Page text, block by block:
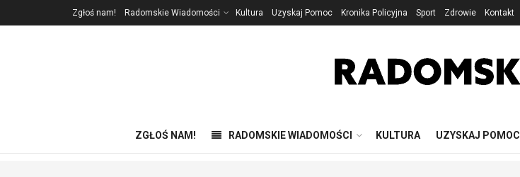
Zgłoś nam! Radomskie Wiadomości Kultura Uzyskaj Pomoc Kronika Policyjna Sport Zdrowie Kontakt
ZGŁOŚ NAM! RADOMSKIE WIADOMOŚCI KULTURA UZYSKAJ POMOC